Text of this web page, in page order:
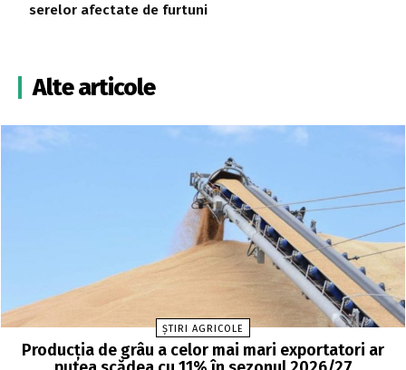
serelor afectate de furtuni
Alte articole
ȘTIRI AGRICOLE
Producția de grâu a celor mai mari exportatori ar